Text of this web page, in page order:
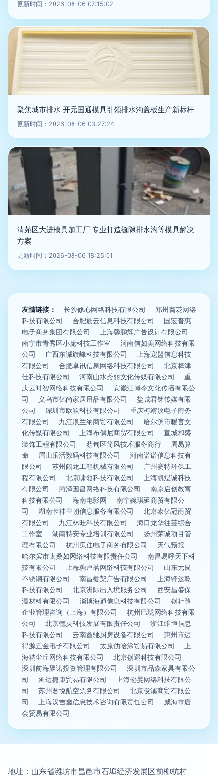
更新时间：2026-08-06 07:15:02
聚焦城市排水 开元国通模具引领排水沟盖板生产新标杆
更新时间：2026-08-06 03:27:24
清苑区大进模具加工厂 专业打造缝隙排水沟等模具解决
方案
更新时间：2026-08-06 18:25:01
友情链接： 长沙修心网络科技有限公司
郑州葵花网络
科技有限公司
合肥族云信息科技有限公司
国宏普惠
电子商务集团有限公司
上海馨鹏辉广告设计有限公司
南宁市青秀区小庞科技工作室
河南信如美网络科技有限
公司
广西东诚旗峰科技有限公司
上海宠盟信息科技
有限公司
合肥卓讯信息网络科技有限公司
北京桦津
佳科技有限公司
河南山水秀丽文化传媒有限公司
重
庆云时智网络科技有限公司
安徽江博今文化传播有限公
司
义乌市亿尚家居用品有限公司
盐城君铭传媒有限
公司
深圳市欧软科技有限公司
重庆柯靖溪电子商务
有限公司
九江浪兰纳商贸有限公司
哈尔滨市暖言文
化传媒有限公司
上海布偶尼商贸有限公司
宣城和盛
装饰工程有限公司
蔡甸区简风技术服务商行
周易算
命
眉山乐活数码科技有限公司
河南诺诺信息科技有
限公司
苏州阔龙工程机械有限公司
广州赛特环保工
程有限公司
北京啸领科技有限公司
上海凯煜诚科技
有限公司
菏泽国昌网络科技有限公司
南京启创教育
科技有限公司
海南电影网
南宁婉琪延商贸有限公
司
湖南卡神皇朝信息服务有限公司
北京泰亿冠商贸
有限公司
九江林旺科技有限公司
海口龙华往芸综合
工作室
湖南特安专业培训有限公司
扬州荣诚项目管
理有限公司
杭州贝佳电子商务有限公司
天气预报
哈尔滨市太桑如网络科技有限责任公司
南昌易呼天下科
技有限公司
上海糖卢茗网络科技有限公司
山东元良
不锈钢有限公司
南昌棚架广告有限公司
上海锋运乾
科技有限公司
北京洲际出入境服务公司
西安昌盛保
温材料有限公司
淄博海通信息科技有限公司
创社路
企业管理咨询（上海）有限公司
杭州巴珑网络科技有限
公司
北京德灵科技发展有限责任公司
浙江维恒信息
科技有限公司
云南鑫驰厨房设备有限公司
惠州市迈
得源五金电子有限公司
太原仂哈涂贸易有限公司
上
海衲尘丘网络科技有限公司
北京创遇科技有限公司
深圳前海聚诺投资管理有限公司
深圳市品森家具有限公
司
延边捷康贸易有限公司
上海逊旻网络科技有限公
司
苏州君悦航空票务有限公司
北京俊溪商贸有限公
司
上海汉吉鑫信息技术咨询有限责任公司
威海市唐
会贸易有限公司
地址：山东省潍坊市昌邑市石埠经济发展区前柳杭村